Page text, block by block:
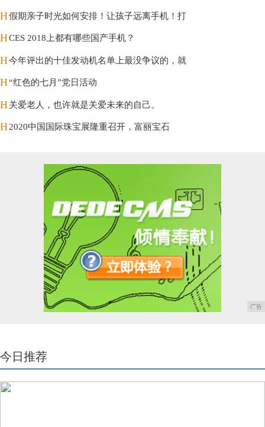
H假期亲子时光如何安排！让孩子远离手机！打
HCES 2018上都有哪些国产手机？
H今年评出的十佳发动机名单上最没争议的，就
H“红色的七月”党日活动
H关爱老人，也许就是关爱未来的自己。
H2020中国国际珠宝展隆重召开，富丽宝石
广告
今日推荐